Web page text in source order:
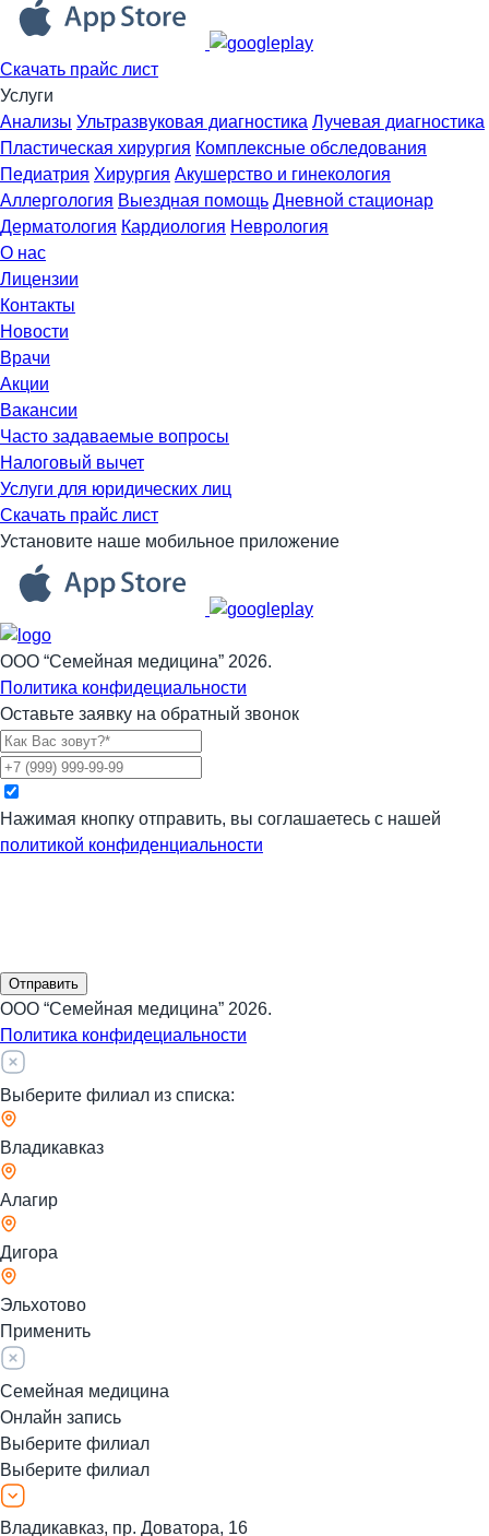
Скачать прайс лист
Услуги
Анализы Ультразвуковая диагностика Лучевая диагностика
Пластическая хирургия Комплексные обследования
Педиатрия Хирургия Акушерство и гинекология
Аллергология Выездная помощь Дневной стационар
Дерматология Кардиология Неврология
О нас
Лицензии
Контакты
Новости
Врачи
Акции
Вакансии
Часто задаваемые вопросы
Налоговый вычет
Услуги для юридических лиц
Скачать прайс лист
Установите наше мобильное приложение
ООО “Семейная медицина” 2026.
Политика конфидециальности
Оставьте заявку на обратный звонок
Нажимая кнопку отправить, вы соглашаетесь с нашей
политикой конфиденциальности
Отправить
ООО “Семейная медицина” 2026.
Политика конфидециальности
Выберите филиал из списка:
Владикавказ
Алагир
Дигора
Эльхотово
Применить
Семейная медицина
Онлайн запись
Выберите филиал
Выберите филиал
Владикавказ, пр. Доватора, 16